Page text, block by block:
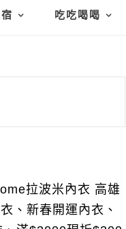
吃吃喝喝
拉波米內衣 高雄
、新春開運內衣、